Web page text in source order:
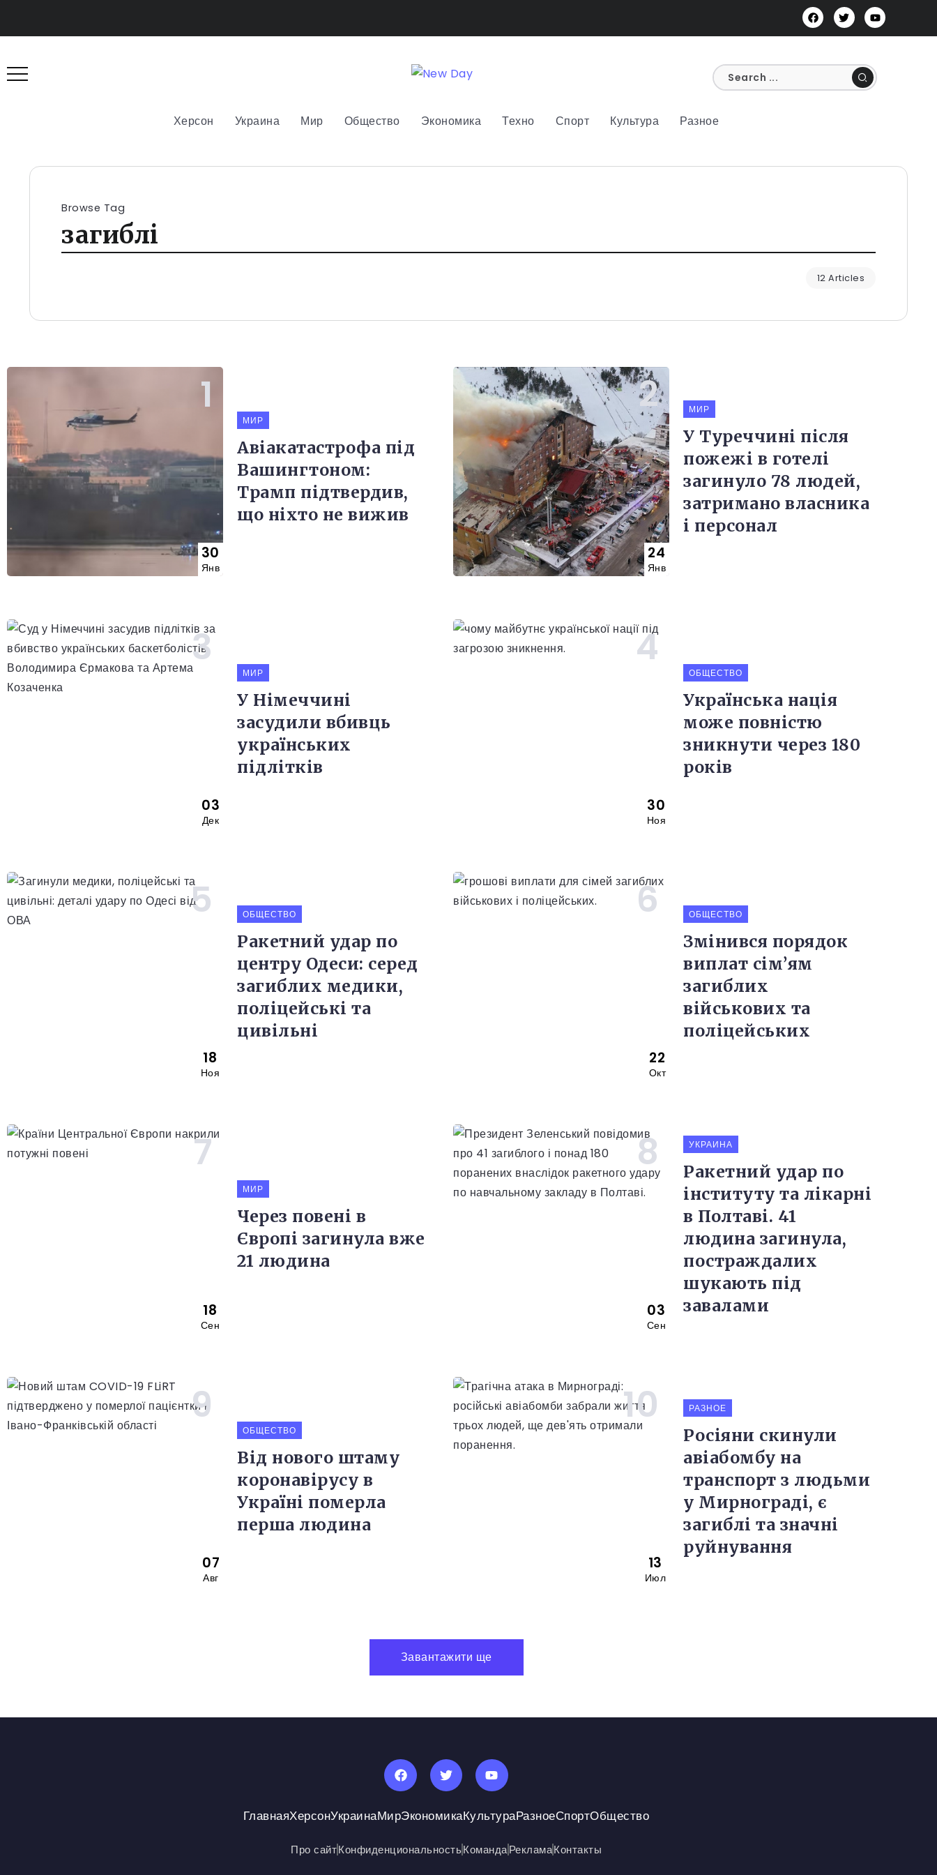
Херсон Украина Мир Общество Экономика Техно Спорт Культура Разное
Browse Tag
загиблі
12 Articles
30
Янв
МИР
Авіакатастрофа під
Вашингтоном:
Трамп підтвердив,
що ніхто не вижив
24
Янв
МИР
У Туреччині після
пожежі в готелі
загинуло 78 людей,
затримано власника
і персонал
03
Дек
МИР
У Німеччині
засудили вбивць
українських
підлітків
30
Ноя
ОБЩЕСТВО
Українська нація
може повністю
зникнути через 180
років
18
Ноя
ОБЩЕСТВО
Ракетний удар по
центру Одеси: серед
загиблих медики,
поліцейські та
цивільні
22
Окт
ОБЩЕСТВО
Змінився порядок
виплат сім’ям
загиблих
військових та
поліцейських
18
Сен
МИР
Через повені в
Європі загинула вже
21 людина
03
Сен
УКРАИНА
Ракетний удар по
інституту та лікарні
в Полтаві. 41
людина загинула,
постраждалих
шукають під
завалами
07
Авг
ОБЩЕСТВО
Від нового штаму
коронавірусу в
Україні померла
перша людина
13
Июл
РАЗНОЕ
Росіяни скинули
авіабомбу на
транспорт з людьми
у Мирнограді, є
загиблі та значні
руйнування
Завантажити ще
ГлавнаяХерсонУкраинаМирЭкономикаКультураРазноеСпортОбщество
Про сайтКонфиденциональностьКомандаРекламаКонтакты